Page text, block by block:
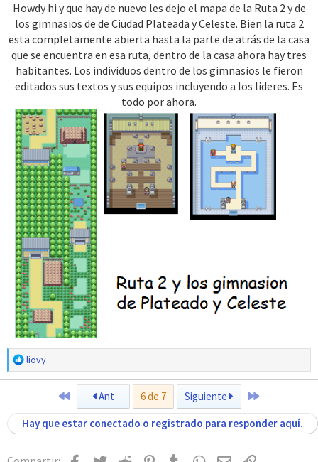
Howdy hi y que hay de nuevo les dejo el mapa de la Ruta 2 y de
los gimnasios de de Ciudad Plateada y Celeste. Bien la ruta 2
esta completamente abierta hasta la parte de atrás de la casa
que se encuentra en esa ruta, dentro de la casa ahora hay tres
habitantes. Los individuos dentro de los gimnasios le fieron
editados sus textos y sus equipos incluyendo a los lideres. Es
todo por ahora.
R
e
c
i
liovy
PrimeroAnt 6 de 7 Siguiente Último
Hay que estar conectado o registrado para responder aquí.